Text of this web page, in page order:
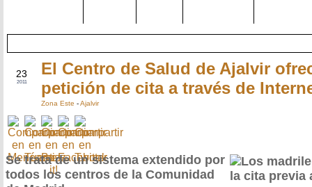
23
2011
El Centro de Salud de Ajalvir
petición de cita a través de
Zona Este -Ajalvir
Se trata de un sistema extendido por
todos los centros de la Comunidad